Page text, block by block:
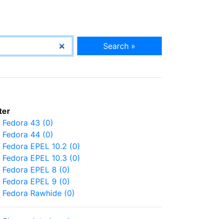
Search »
Fedora 43 (0)
Fedora 44 (0)
Fedora EPEL 10.2 (0)
Fedora EPEL 10.3 (0)
Fedora EPEL 8 (0)
Fedora EPEL 9 (0)
Fedora Rawhide (0)